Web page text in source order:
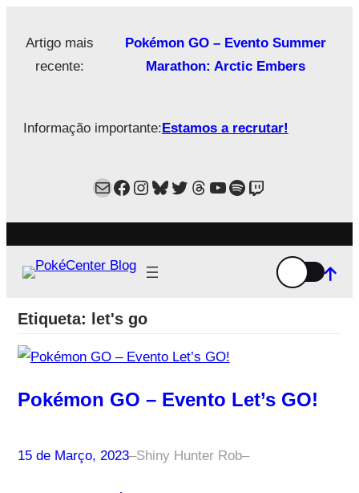
paraArtigo mais
recente:
Pokémon GO – Evento Summer
Marathon: Arctic Embers
Informação importante:Estamos a recrutar!
MailFacebook
Instagram
Bluesky
Twitter
Estamos no Threads!
YouTube
Spotify
Twitch
Etiqueta: let's go
Pokémon GO – Evento Let’s GO!
15 de Março, 2023–Shiny Hunter Rob–